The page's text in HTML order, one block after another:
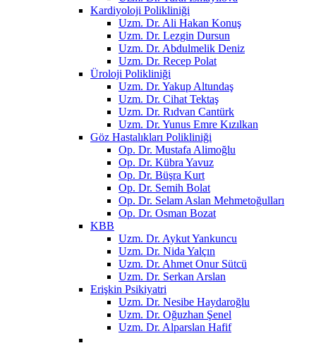
Kardiyoloji Polikliniği
Uzm. Dr. Ali Hakan Konuş
Uzm. Dr. Lezgin Dursun
Uzm. Dr. Abdulmelik Deniz
Uzm. Dr. Recep Polat
Üroloji Polikliniği
Uzm. Dr. Yakup Altundaş
Uzm. Dr. Cihat Tektaş
Uzm. Dr. Rıdvan Cantürk
Uzm. Dr. Yunus Emre Kızılkan
Göz Hastalıkları Polikliniği
Op. Dr. Mustafa Alimoğlu
Op. Dr. Kübra Yavuz
Op. Dr. Büşra Kurt
Op. Dr. Semih Bolat
Op. Dr. Selam Aslan Mehmetoğulları
Op. Dr. Osman Bozat
KBB
Uzm. Dr. Aykut Yankuncu
Uzm. Dr. Nida Yalçın
Uzm. Dr. Ahmet Onur Sütcü
Uzm. Dr. Serkan Arslan
Erişkin Psikiyatri
Uzm. Dr. Nesibe Haydaroğlu
Uzm. Dr. Oğuzhan Şenel
Uzm. Dr. Alparslan Hafif